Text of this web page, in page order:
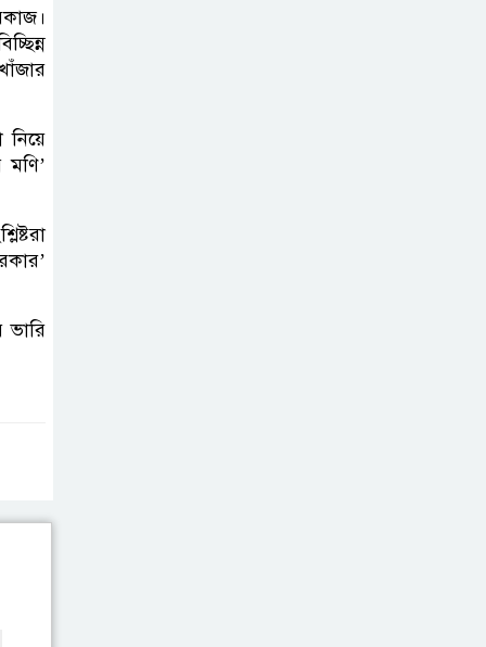
নিয়ে
মণি’